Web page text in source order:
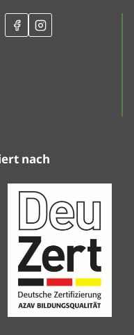
nach